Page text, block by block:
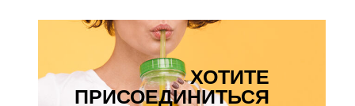
ХОТИТЕ
ПРИСОЕДИНИТЬСЯ